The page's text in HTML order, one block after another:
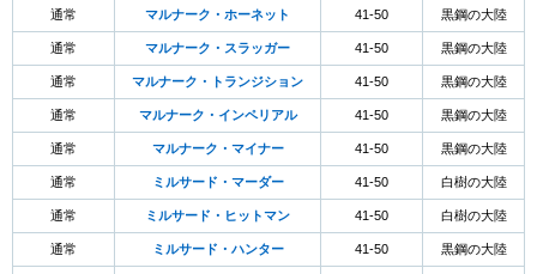
通常 マルナーク・ホーネット 41-50 黒鋼の大陸
通常 マルナーク・スラッガー 41-50 黒鋼の大陸
通常 マルナーク・トランジション 41-50 黒鋼の大陸
通常 マルナーク・インペリアル 41-50 黒鋼の大陸
通常 マルナーク・マイナー 41-50 黒鋼の大陸
通常 ミルサード・マーダー 41-50 白樹の大陸
通常 ミルサード・ヒットマン 41-50 白樹の大陸
通常 ミルサード・ハンター 41-50 黒鋼の大陸